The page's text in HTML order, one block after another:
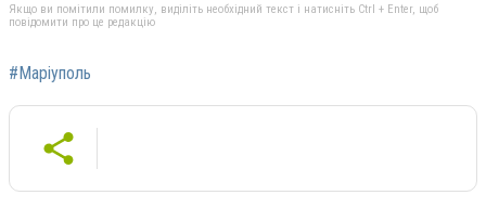
Якщо ви помітили помилку, виділіть необхідний текст і натисніть Ctrl + Enter, щоб
повідомити про це редакцію
#Маріуполь